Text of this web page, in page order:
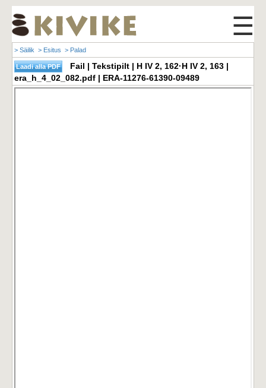
☰
> Säilik > Esitus > Palad
Fail | Tekstipilt | H IV 2, 162·H IV 2, 163 |
era_h_4_02_082.pdf | ERA-11276-61390-09489